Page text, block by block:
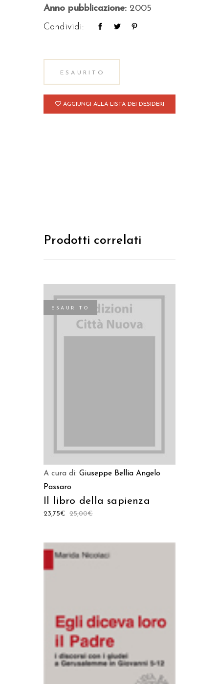
Anno pubblicazione: 2005
Condividi:
ESAURITO
AGGIUNGI ALLA LISTA DEI DESIDERI
Prodotti correlati
ESAURITO
A cura di: Giuseppe Bellia Angelo
Passaro
Il libro della sapienza
25,00€
23,75€
AGGIUNGI AL CARRELLO